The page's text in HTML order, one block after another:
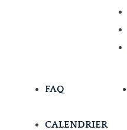
FAQ
CALENDRIER